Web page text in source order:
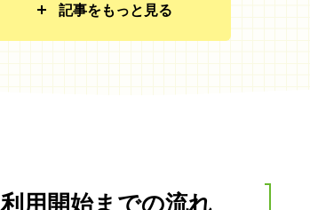
記事をもっと見る
利用開始までの流れ